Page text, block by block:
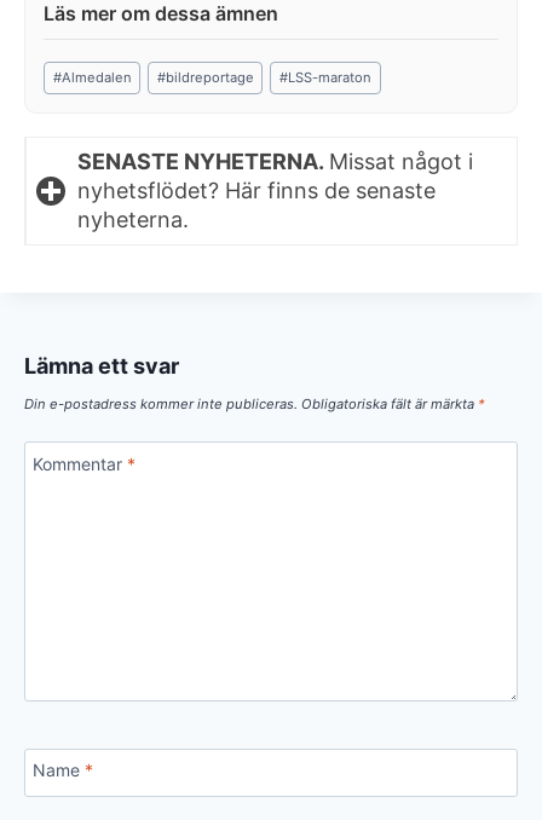
Post
Tags:
#Almedalen #bildreportage #LSS-maraton
SENASTE NYHETERNA. Missat något i
nyhetsflödet? Här finns de senaste
nyheterna.
Lämna ett svar
Din e-postadress kommer inte publiceras. Obligatoriska fält är märkta *
Kommentar *
Name *